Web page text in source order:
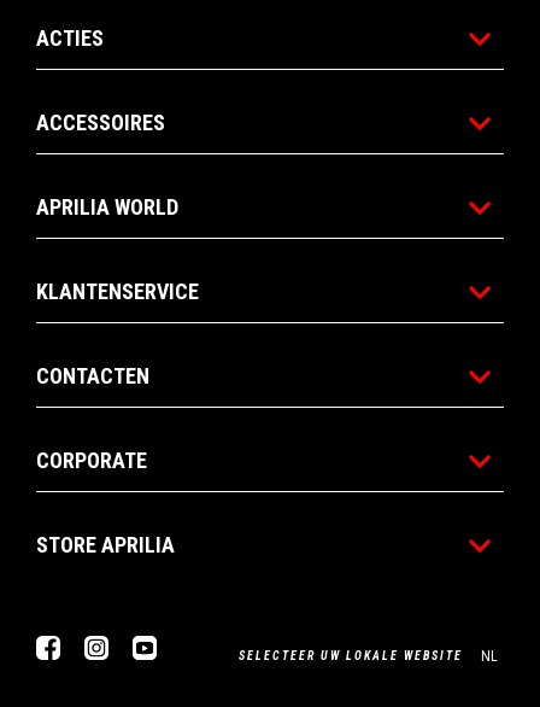
ACTIES
ACCESSOIRES
APRILIA WORLD
KLANTENSERVICE
CONTACTEN
CORPORATE
STORE APRILIA
FacebookInstagram SELECTEER UW LOKALE WEBSITE NL